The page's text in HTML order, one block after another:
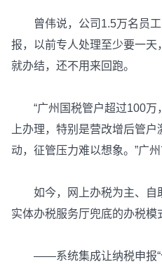
曾伟说，公司1.5万名员工
报，以前专人处理至少要一天
就办结，还不用来回跑。
“广州国税管户超过100万
上办理，特别是营改增后管
动，征管压力难以想象。”广
如今，网上办税为主、自
实体办税服务厅兜底的办税模
——系统集成让纳税申报“